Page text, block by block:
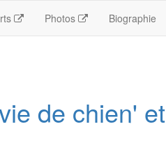
Photos Biographie
de chien' et